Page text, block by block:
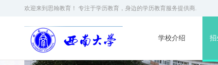
欢迎来到思翰教育！ 专注于学历教育，身边的学历教育服务提供商.
学校介绍 招